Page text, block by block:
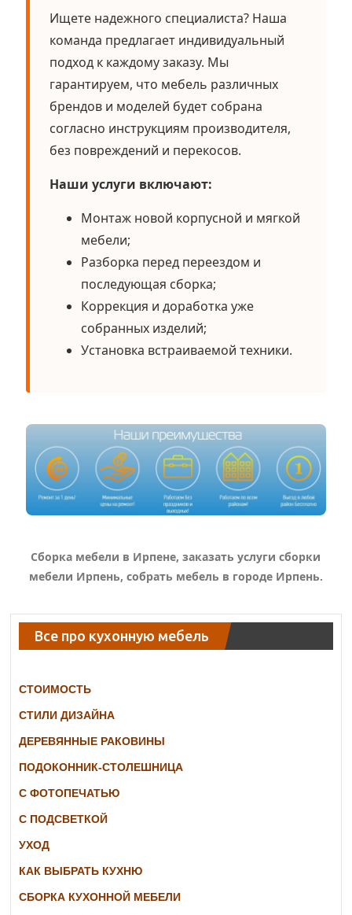
Ищете надежного специалиста? Наша
команда предлагает индивидуальный
подход к каждому заказу. Мы
гарантируем, что мебель различных
брендов и моделей будет собрана
согласно инструкциям производителя,
без повреждений и перекосов.
Наши услуги включают:
Монтаж новой корпусной и мягкой
мебели;
Разборка перед переездом и
последующая сборка;
Коррекция и доработка уже
собранных изделий;
Установка встраиваемой техники.
Сборка мебели в Ирпене, заказать услуги сборки
мебели Ирпень, собрать мебель в городе Ирпень.
Все про кухонную мебель
СТОИМОСТЬ
СТИЛИ ДИЗАЙНА
ДЕРЕВЯННЫЕ РАКОВИНЫ
ПОДОКОННИК-СТОЛЕШНИЦА
С ФОТОПЕЧАТЬЮ
С ПОДСВЕТКОЙ
УХОД
КАК ВЫБРАТЬ КУХНЮ
СБОРКА КУХОННОЙ МЕБЕЛИ